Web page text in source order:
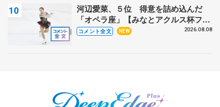
河辺愛菜、５位 得意を詰め込んだ
「オペラ座」【みなとアクルス杯フリ
ー】
コメント全文 NEW 2026.08.08